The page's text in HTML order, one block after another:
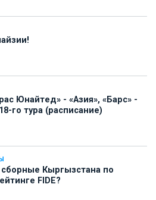
Юнайтед» - «Азия», «Барс» -
го тура (расписание)
Кыргызстана по
FIDE?